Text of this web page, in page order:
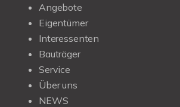
Angebote
Eigentümer
Interessenten
Bauträger
Service
Über uns
NEWS